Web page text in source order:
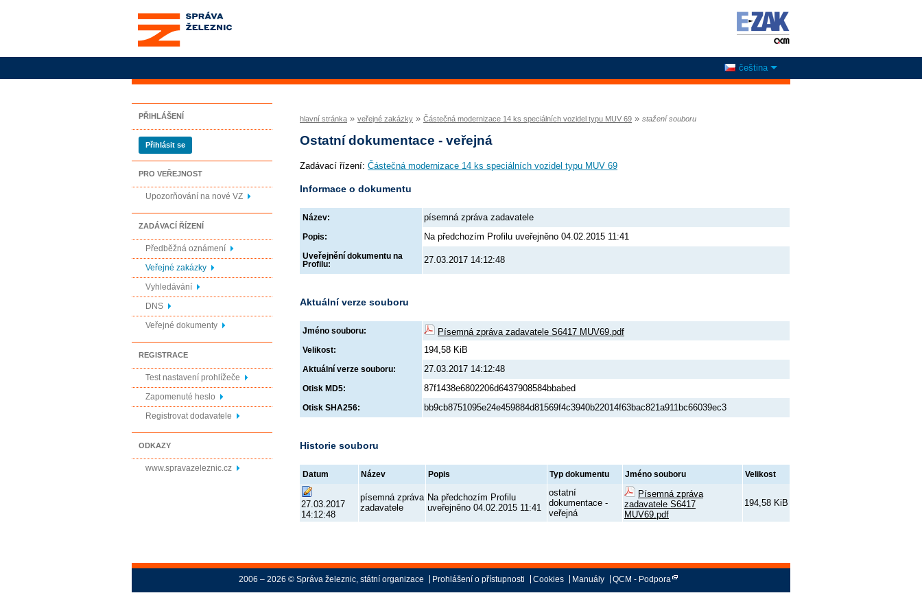
Správa železnic, státní
organizace
čeština
PŘIHLÁŠENÍ
Přihlásit se
PRO VEŘEJNOST
Upozorňování na nové VZ
ZADÁVACÍ ŘÍZENÍ
Předběžná oznámení
Veřejné zakázky
Vyhledávání
DNS
Veřejné dokumenty
REGISTRACE
Test nastavení prohlížeče
Zapomenuté heslo
Registrovat dodavatele
ODKAZY
www.spravazeleznic.cz
hlavní stránka » veřejné zakázky » Částečná modernizace 14 ks speciálních vozidel typu MUV 69 » stažení souboru
Ostatní dokumentace - veřejná
Zadávací řízení: Částečná modernizace 14 ks speciálních vozidel typu MUV 69
Informace o dokumentu
Název: písemná zpráva zadavatele
Popis: Na předchozím Profilu uveřejněno 04.02.2015 11:41
Uveřejnění dokumentu na
Profilu:
27.03.2017 14:12:48
Aktuální verze souboru
Jméno souboru: Písemná zpráva zadavatele S6417 MUV69.pdf
Velikost: 194,58 KiB
Aktuální verze souboru: 27.03.2017 14:12:48
Otisk MD5: 87f1438e6802206d6437908584bbabed
Otisk SHA256: bb9cb8751095e24e459884d81569f4c3940b22014f63bac821a911bc66039ec3
Historie souboru
Datum Název Popis Typ dokumentu Jméno souboru Velikost
27.03.2017
14:12:48
písemná zpráva
zadavatele
Na předchozím Profilu
uveřejněno 04.02.2015 11:41
ostatní
dokumentace -
veřejná
Písemná zpráva
zadavatele S6417
MUV69.pdf
194,58 KiB
2006 – 2026 © Správa železnic, státní organizace Prohlášení o přístupnosti Cookies Manuály QCM - Podpora